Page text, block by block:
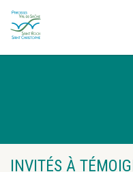
INVITÉS À